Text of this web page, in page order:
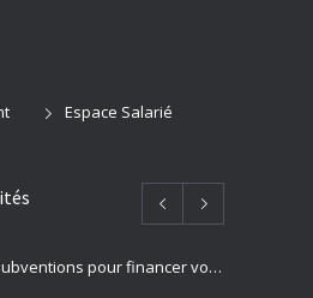
Espace Salarié
Employeurs : des subventions pour financer vos actions de prévention des risques professionnels